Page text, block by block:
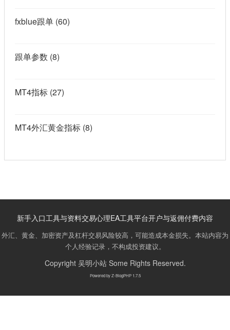
fxblue跟单 (60)
跟单参数 (8)
MT4指标 (27)
MT4外汇黄金指标 (8)
新手入口工具与资料交易心理EA工具平台开户与返佣付费内容
外汇、黄金、加密资产及杠杆交易风险较高，可能造成本金损失。本站内容为
个人经验记录，不构成投资建议。
Copyright 吴明小站Some Rights Reserved.
Powered byZ-BlogPHP 1.7.5